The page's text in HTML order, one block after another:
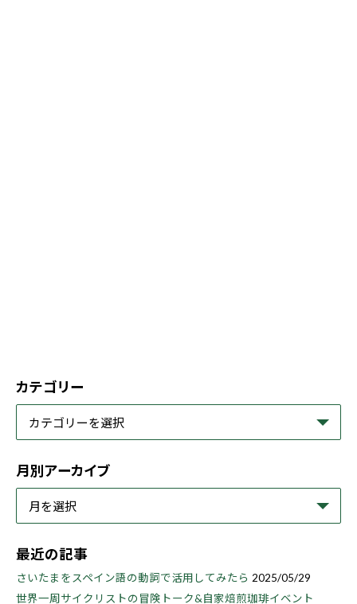
カテゴリー
月別アーカイブ
最近の記事
さいたまをスペイン語の動詞で活用してみたら 2025/05/29
世界一周サイクリストの冒険トーク&自家焙煎珈琲イベント